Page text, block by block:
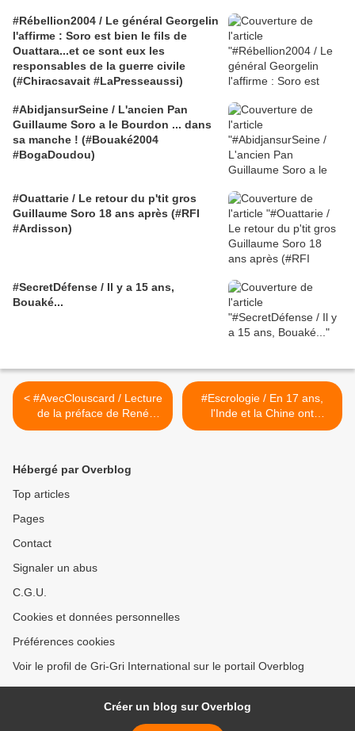
#Rébellion2004 / Le général Georgelin
l'affirme : Soro est bien le fils de
Ouattara...et ce sont eux les
responsables de la guerre civile
(#Chiracsavait #LaPresseaussi)
#AbidjansurSeine / L'ancien Pan
Guillaume Soro a le Bourdon ... dans
sa manche ! (#Bouaké2004
#BogaDoudou)
#Ouattarie / Le retour du p'tit gros
Guillaume Soro 18 ans après (#RFI
#Ardisson)
#SecretDéfense / Il y a 15 ans,
Bouaké...
< #AvecClouscard / Lecture
de la préface de René
Caumer au livre de
#Escrologie / En 17 ans,
l'Inde et la Chine ont
replanté l'équivalent de
Hébergé par Overblog
Top articles
Pages
Contact
Signaler un abus
C.G.U.
Cookies et données personnelles
Préférences cookies
Voir le profil de Gri-Gri International sur le portail Overblog
Créer un blog sur Overblog